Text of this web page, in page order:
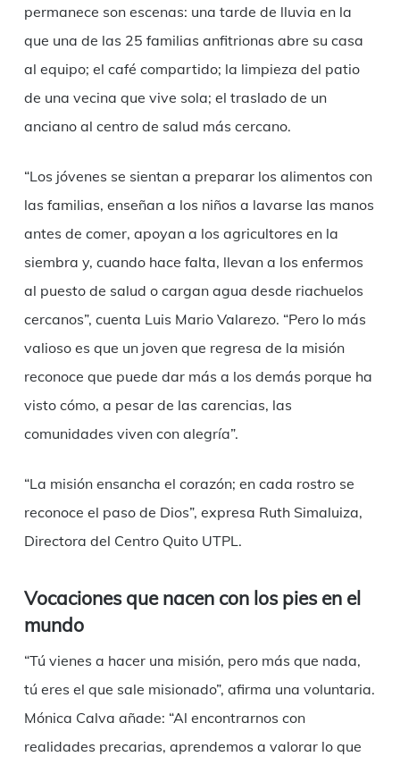
permanece son escenas: una tarde de lluvia en la
que una de las 25 familias anfitrionas abre su casa
al equipo; el café compartido; la limpieza del patio
de una vecina que vive sola; el traslado de un
anciano al centro de salud más cercano.
“Los jóvenes se sientan a preparar los alimentos con
las familias, enseñan a los niños a lavarse las manos
antes de comer, apoyan a los agricultores en la
siembra y, cuando hace falta, llevan a los enfermos
al puesto de salud o cargan agua desde riachuelos
cercanos”, cuenta Luis Mario Valarezo. “Pero lo más
valioso es que un joven que regresa de la misión
reconoce que puede dar más a los demás porque ha
visto cómo, a pesar de las carencias, las
comunidades viven con alegría”.
“La misión ensancha el corazón; en cada rostro se
reconoce el paso de Dios”, expresa Ruth Simaluiza,
Directora del Centro Quito UTPL.
Vocaciones que nacen con los pies en el
mundo
“Tú vienes a hacer una misión, pero más que nada,
tú eres el que sale misionado”, afirma una voluntaria.
Mónica Calva añade: “Al encontrarnos con
realidades precarias, aprendemos a valorar lo que